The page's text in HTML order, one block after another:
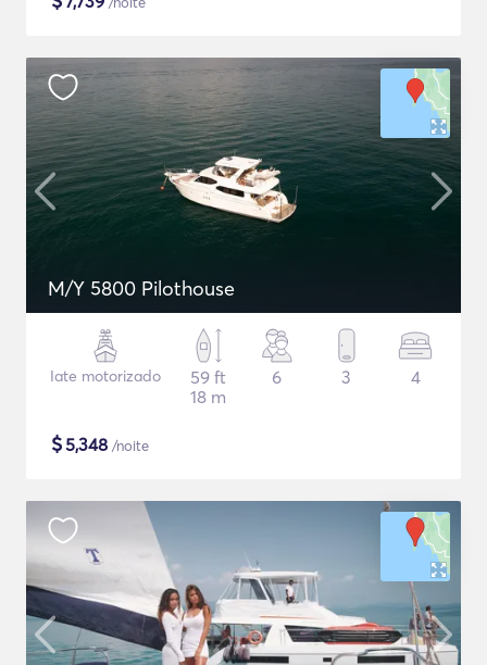
M/Y 5800 Pilothouse
Iate motorizado
59 ft
18 m
6 3 4
$5,348 /noite